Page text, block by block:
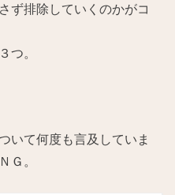
ず排除していくのかがコ
つ。
いて何度も言及していま
Ｇ。